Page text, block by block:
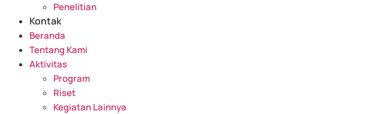
Penelitian
Kontak
Beranda
Tentang Kami
Aktivitas
Program
Riset
Kegiatan Lainnya